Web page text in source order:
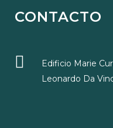
CONTACTO
Edificio Marie
Leonardo Da